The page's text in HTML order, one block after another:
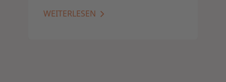
WEITERLESEN